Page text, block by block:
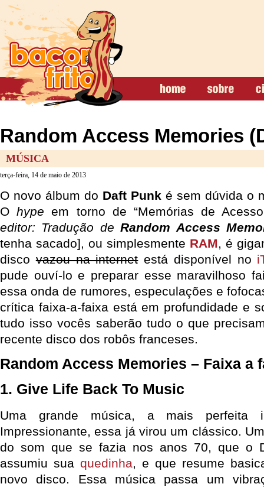
Random Access Memories
MÚSICA
terça-feira, 14 de maio de 2013
O novo álbum do Daft Punk é sem dúvida o
Ohype em torno de “Memórias de
editor: Tradução deRandom Access
tenha sacado], ou simplesmente RAM, é
discovazou na internetestá disponível no
pude ouví-lo e preparar esse maravilhoso
essa onda de rumores, especulações e
crítica faixa-a-faixa está em profundidade e
tudo isso vocês saberão tudo o que
recente disco dos robôs franceses.
Random Access Memories – Faixa a
1. Give Life Back To Music
Uma grande música, a mais perfeita
Impressionante, essa já virou um clássico.
do som que se fazia nos anos 70, que o
assumiu sua quedinha, e que resume
novo disco. Essa música passa um